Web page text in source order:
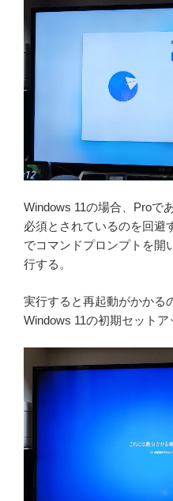
Windows 11の場合、Proで
必須とされているのを回避
でコマンドプロンプトを開
行する。
実行すると再起動がかかる
Windows 11の初期セットア